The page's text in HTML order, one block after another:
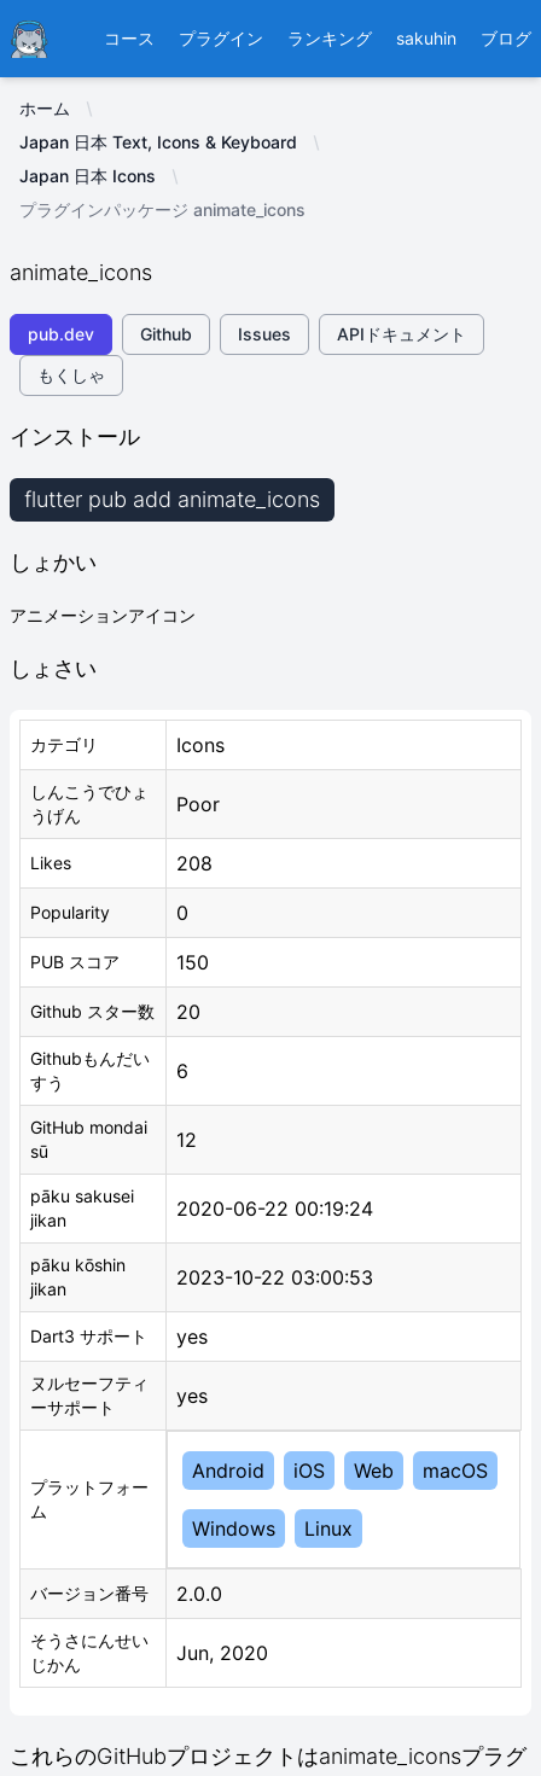
Ducafecat コース プラグイン ランキング sakuhin ブログ
ホーム
Japan 日本 Text, Icons & Keyboard
Japan 日本 Icons
プラグインパッケージ animate_icons
animate_icons
pub.dev Github Issues
APIドキュメント
もくしゃ
インストール
flutter pub add animate_icons
しょかい
アニメーションアイコン
しょさい
カテゴリ Icons
しんこうでひょ
うげん
Poor
Likes 208
Popularity 0
PUB スコア 150
Github スター数 20
Githubもんだい
すう
6
GitHub mondai
sū
12
pāku sakusei
jikan
2020-06-22 00:19:24
pāku kōshin
jikan
2023-10-22 03:00:53
Dart3 サポート yes
ヌルセーフティ
ーサポート
yes
プラットフォー
ム
Android iOS Web macOS
Windows Linux
バージョン番号 2.0.0
そうさにんせい
じかん
Jun, 2020
これらのGitHubプロジェクトはanimate_iconsプラグ